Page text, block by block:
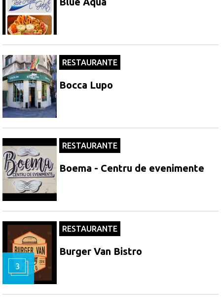
RESTAURANTE
Bocca Lupo
RESTAURANTE
Boema - Centru de evenimente
3
RESTAURANTE
Burger Van Bistro